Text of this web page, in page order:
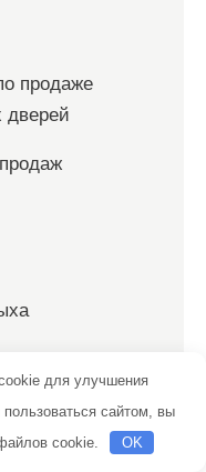
продаже
для улучшения
сайтом, вы
cookie.
OK